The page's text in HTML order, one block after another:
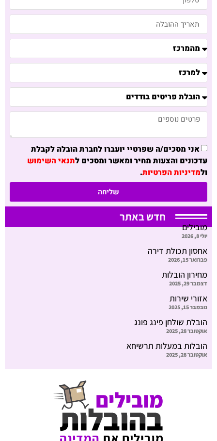
אני מסכים/ה שפרטיי יועברו לחברת הובלה לקבלת
עדכונים והצעות מחיר ומאשר ומסכים לתנאי השימוש
ולמדיניות הפרטיות.
שליחה
חדש באתר
מובילים
יולי 8, 2026
אחסון תכולת דירה
פברואר 15, 2026
מחירון הובלות
דצמבר 29, 2025
אזורי שירות
נובמבר 15, 2025
הובלת שולחן פינג פונג
אוקטובר 28, 2025
הובלות במעלות תרשיחא
אוקטובר 28, 2025